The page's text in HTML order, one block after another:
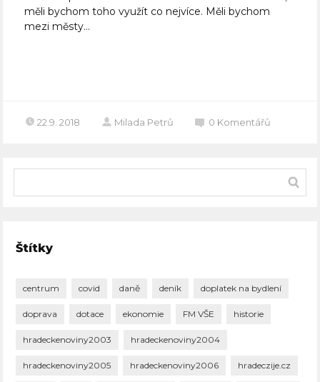
měli bychom toho využít co nejvíce. Měli bychom
mezi městy...
22.9. 2018 Milada Petrů 0 Komentářů
Štítky
centrum covid daně deník doplatek na bydlení
doprava dotace ekonomie FM VŠE historie
hradeckenoviny2003 hradeckenoviny2004
hradeckenoviny2005 hradeckenoviny2006 hradeczije.cz